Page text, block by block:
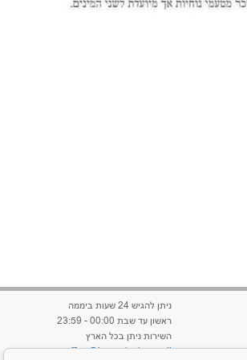
ניתן להגיש 24 שעות ביממה
ראשון עד שבת 00:00 - 23:59
השירות ניתן בכל הארץ
office@hageshtviaa.co.il